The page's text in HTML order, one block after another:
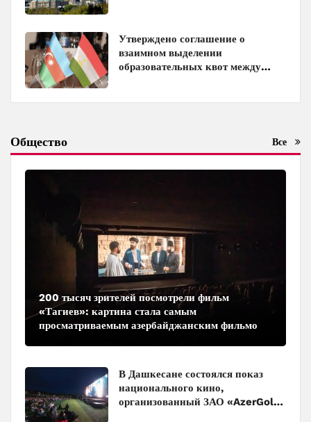
Утверждено соглашение о
взаимном выделении
образовательных квот между
Общество Все
200 тысяч зрителей посмотрели фильм
«Тагиев»: картина стала самым
просматриваемым азербайджанским фильмом
В Дашкесане состоялся показ
национального кино,
организованный ЗАО «AzerGold»